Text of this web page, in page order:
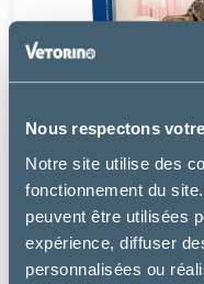
Nous respectons
Notre site utilise des
fonctionnement du
peuvent être utilisées
expérience, diffuser
personnalisées ou